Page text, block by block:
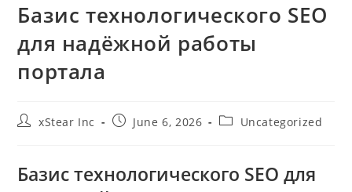
Базис технологического SEO
для надёжной работы
портала
xStear Inc June 6, 2026 Uncategorized
Базис технологического SEO для